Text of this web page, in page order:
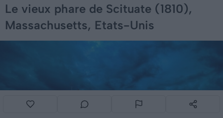
Le vieux phare de Scituate (1810),
Massachusetts, Etats-Unis